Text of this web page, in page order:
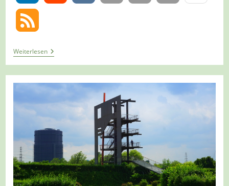
WeiterlesenTour
1419
–
Oberhausen
–
STOAG
Trassenspaziergang